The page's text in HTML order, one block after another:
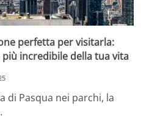
perfetta per visitarla:
incredibile della tua vita
di Pasqua nei parchi, la